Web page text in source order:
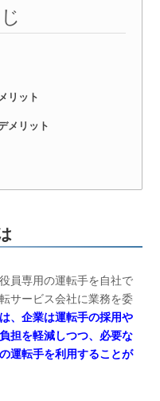
リット
メリット
員専用の運転手を自社で
サービス会社に業務を委
、企業は運転手の採用や
担を軽減しつつ、必要な
運転手を利用することが